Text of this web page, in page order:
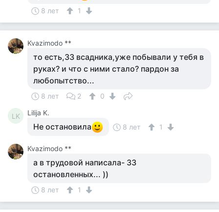
8 лет 1
Kvazimodo **
то есть,33 всадника,уже побывали у тебя в
руках? и что с ними стало? пардон за
любопытство...
8 лет 2 0
LK Lilija K.
Не остановила 8 лет 1
Kvazimodo **
а в трудовой написала- 33
остановленных... ))
8 лет 1